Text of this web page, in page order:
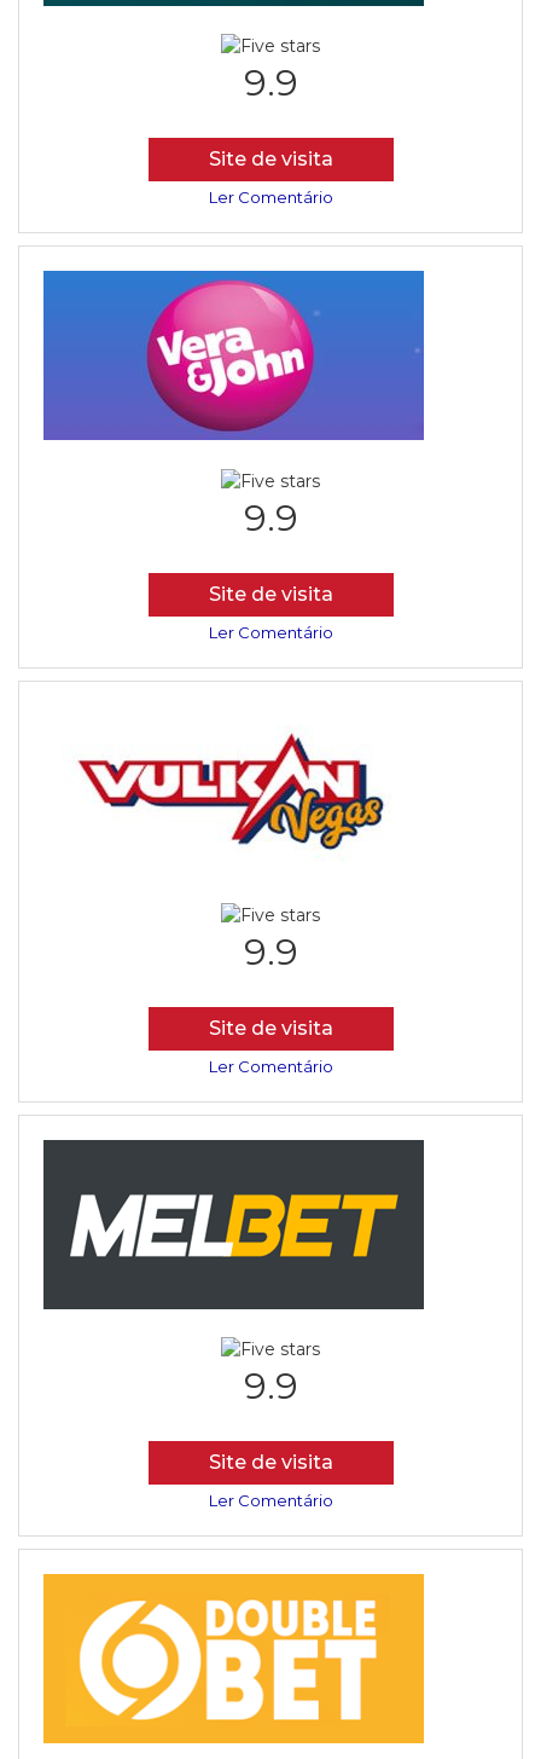
9.9
Site de visita
Ler Comentário
9.9
Site de visita
Ler Comentário
9.9
Site de visita
Ler Comentário
9.9
Site de visita
Ler Comentário